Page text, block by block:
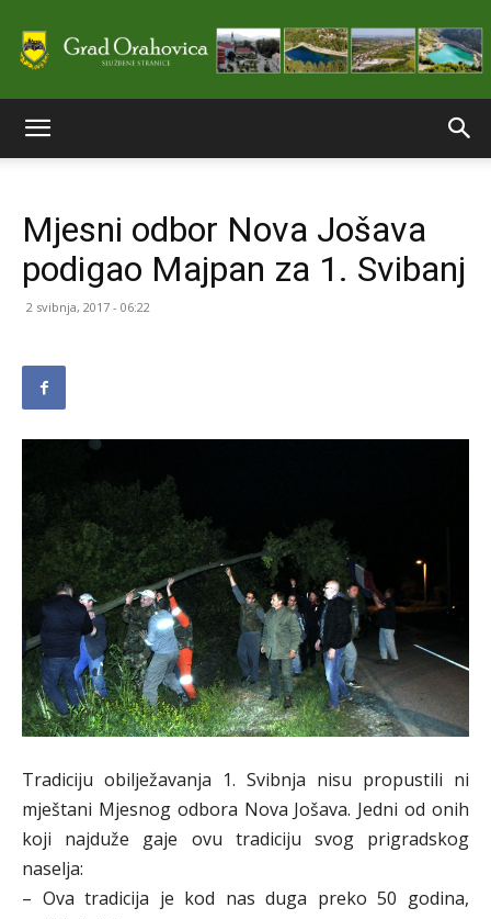
stranice
Mjesni odbor Nova Jošava
podigao Majpan za 1. Svibanj
2 svibnja, 2017 - 06:22
Tradiciju obilježavanja 1. Svibnja nisu propustili ni
mještani Mjesnog odbora Nova Jošava. Jedni od onih
koji najduže gaje ovu tradiciju svog prigradskog
naselja:
– Ova tradicija je kod nas duga preko 50 godina,